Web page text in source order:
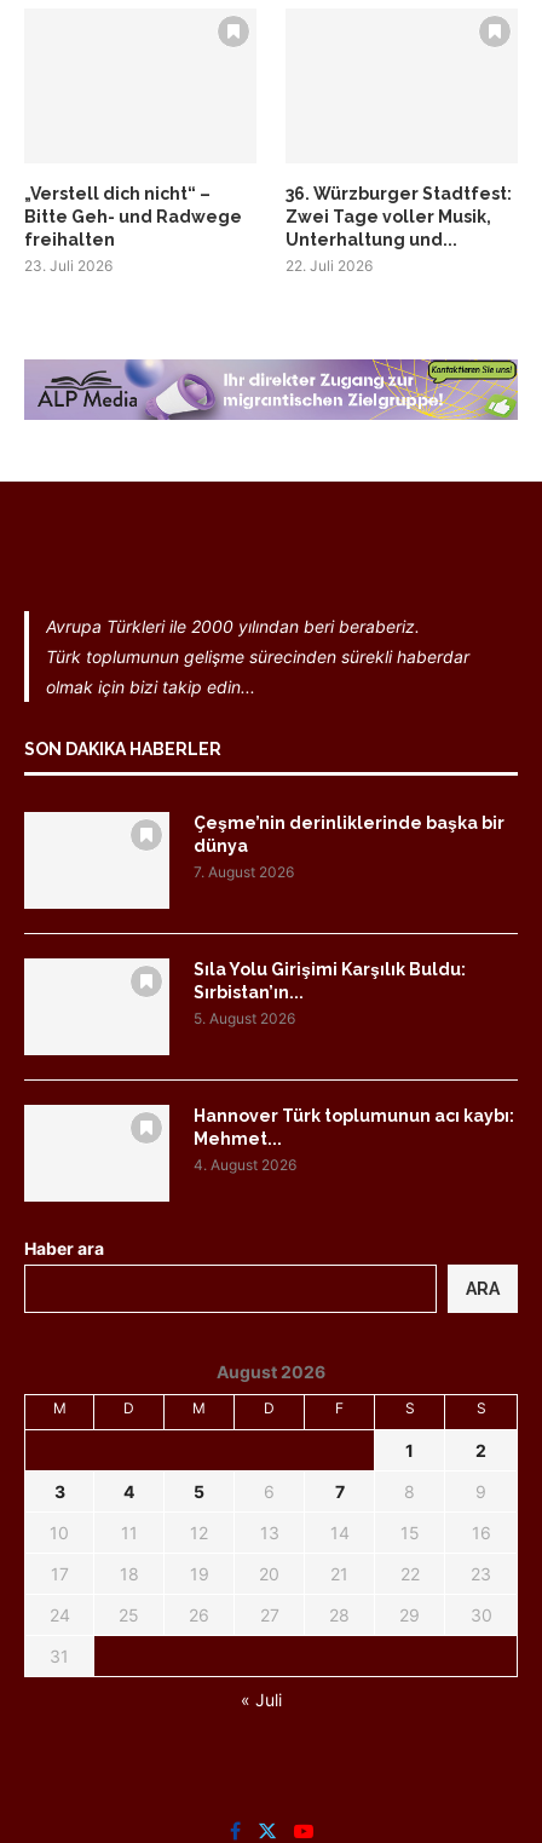
„Verstell dich nicht“ –
Bitte Geh- und Radwege
freihalten
23. Juli 2026
36. Würzburger Stadtfest:
Zwei Tage voller Musik,
Unterhaltung und...
22. Juli 2026
Avrupa Türkleri ile 2000 yılından beri beraberiz.
Türk toplumunun gelişme sürecinden sürekli haberdar
olmak için bizi takip edin...
SON DAKIKA HABERLER
Çeşme’nin derinliklerinde başka bir
dünya
7. August 2026
Sıla Yolu Girişimi Karşılık Buldu:
Sırbistan’ın...
5. August 2026
Hannover Türk toplumunun acı kaybı:
Mehmet...
4. August 2026
Haber ara
ARA
August 2026
M D M D F S S
1
2
3
4 5 6 7 8
9
10
11 12 13 14 15
16
17
18 19 20 21 22
23
24
25 26 27 28 29
30
31
« Juli